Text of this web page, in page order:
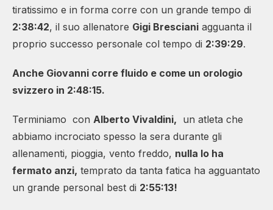
tiratissimo e in forma corre con un grande tempo di
2:38:42, il suo allenatore Gigi Bresciani agguanta il
proprio successo personale col tempo di 2:39:29.
Anche Giovanni corre fluido e come un orologio
svizzero in 2:48:15.
Terminiamo con Alberto Vivaldini, un atleta che
abbiamo incrociato spesso la sera durante gli
allenamenti, pioggia, vento freddo, nulla lo ha
fermato anzi, temprato da tanta fatica ha agguantato
un grande personal best di 2:55:13!